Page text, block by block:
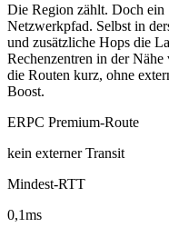
Die Region zählt. Doch ein
Netzwerkpfad. Selbst in
und zusätzliche Hops die
Rechenzentren in der
die Routen kurz, ohne
Boost.
ERPC Premium-Route
kein externer Transit
Mindest-RTT
0,1ms